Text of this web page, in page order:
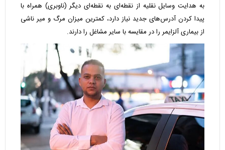
به هدایت وسایل نقلیه از نقطه‌ای به نقطه‌ای دیگر (ناوبری) همراه با
پیدا کردن آدرس‌های جدید نیاز دارد، کمترین میزان مرگ و میر ناشی
ازبیماری آلزایمررا در مقایسه با سایر مشاغل را دارند.